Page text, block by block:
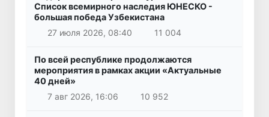
Список всемирного наследия ЮНЕСКО -
большая победа Узбекистана
27 июля 2026, 08:40
11 004
По всей республике продолжаются
мероприятия в рамках акции «Актуальные
40 дней»
7 авг 2026, 16:06
10 952